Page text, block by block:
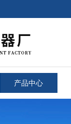
产品中心